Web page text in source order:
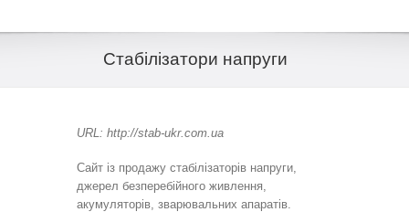
Стабілізатори напруги
URL: http://stab-ukr.com.ua
Сайт із продажу стабілізаторів напруги,
джерел безперебійного живлення,
акумуляторів, зварювальних апаратів.